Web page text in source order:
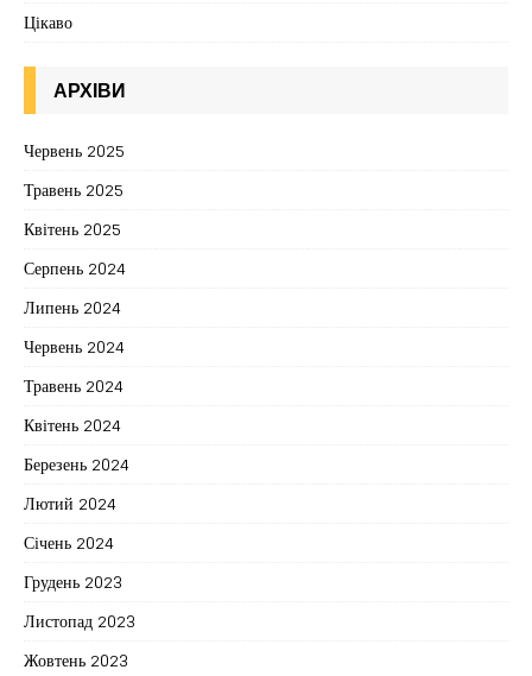
Цікаво
АРХІВИ
Червень 2025
Травень 2025
Квітень 2025
Серпень 2024
Липень 2024
Червень 2024
Травень 2024
Квітень 2024
Березень 2024
Лютий 2024
Січень 2024
Грудень 2023
Листопад 2023
Жовтень 2023